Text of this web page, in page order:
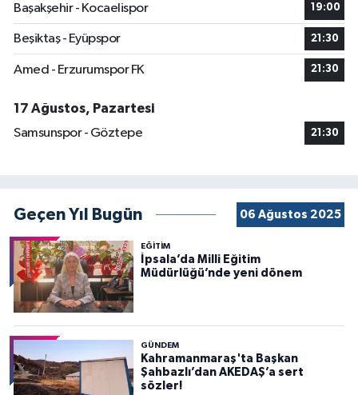
Başakşehir - Kocaelispor
19:00
Beşiktaş - Eyüpspor 21:30
Amed - Erzurumspor FK 21:30
17 Ağustos, Pazartesi
Samsunspor - Göztepe
21:30
Geçen Yıl Bugün 06 Ağustos 2025
EĞİTİM
İpsala’da Milli Eğitim
Müdürlüğü’nde yeni dönem
GÜNDEM
Kahramanmaraş'ta Başkan
Şahbazlı’dan AKEDAŞ’a sert
sözler!